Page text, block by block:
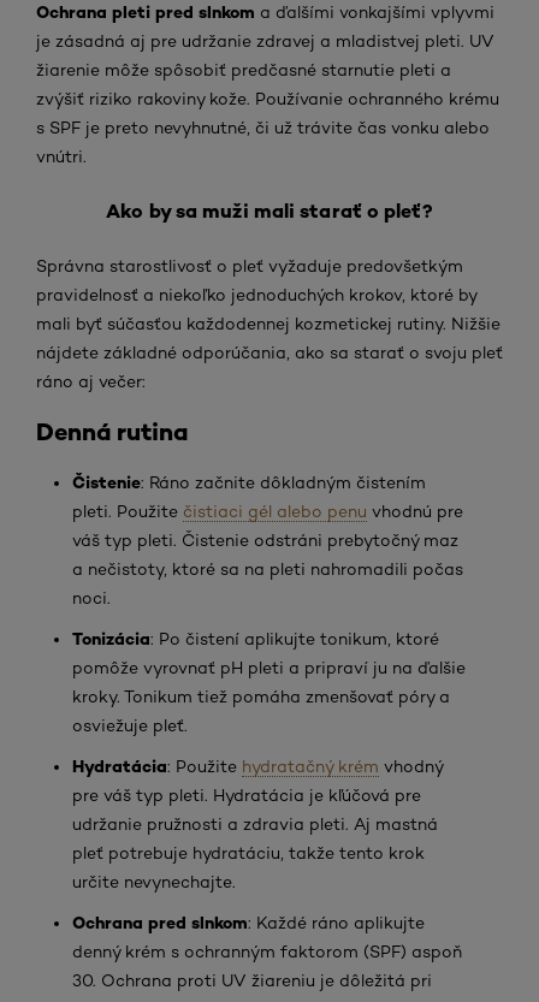
Ochrana pleti pred slnkom a ďalšími vonkajšími vplyvmi
je zásadná aj pre udržanie zdravej a mladistvej pleti. UV
žiarenie môže spôsobiť predčasné starnutie pleti a
zvýšiť riziko rakoviny kože. Používanie ochranného krému
s SPF je preto nevyhnutné, či už trávite čas vonku alebo
vnútri.
Ako by sa muži mali starať o pleť?
Správna starostlivosť o pleť vyžaduje predovšetkým
pravidelnosť a niekoľko jednoduchých krokov, ktoré by
mali byť súčasťou každodennej kozmetickej rutiny. Nižšie
nájdete základné odporúčania, ako sa starať o svoju pleť
ráno aj večer:
Denná rutina
Čistenie: Ráno začnite dôkladným čistením
pleti. Použite čistiaci gél alebo penu vhodnú pre
váš typ pleti. Čistenie odstráni prebytočný maz
a nečistoty, ktoré sa na pleti nahromadili počas
noci.
Tonizácia: Po čistení aplikujte tonikum, ktoré
pomôže vyrovnať pH pleti a pripraví ju na ďalšie
kroky. Tonikum tiež pomáha zmenšovať póry a
osviežuje pleť.
Hydratácia: Použite hydratačný krém vhodný
pre váš typ pleti. Hydratácia je kľúčová pre
udržanie pružnosti a zdravia pleti. Aj mastná
pleť potrebuje hydratáciu, takže tento krok
určite nevynechajte.
Ochrana pred slnkom: Každé ráno aplikujte
denný krém s ochranným faktorom (SPF) aspoň
30. Ochrana proti UV žiareniu je dôležitá pri